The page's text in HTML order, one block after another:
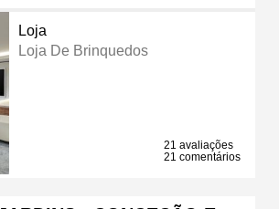
Loja
Loja De Brinquedos
21 avaliações
21 comentários